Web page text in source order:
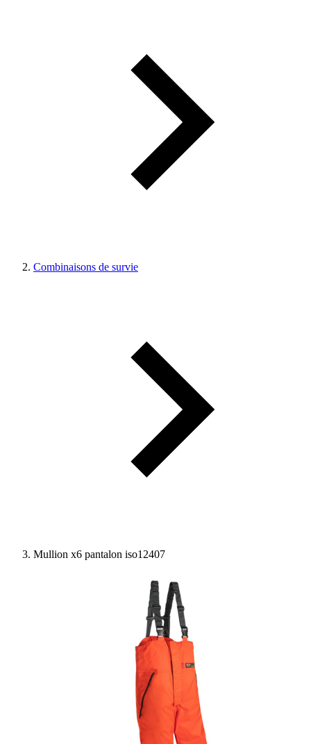
Combinaisons de survie
Mullion x6 pantalon iso12407